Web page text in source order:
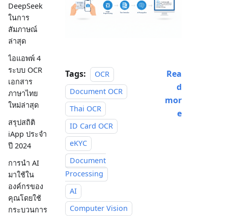
DeepSeek
ในการ
สัมภาษณ์
ล่าสุด
ไอแอพพ์ 4
ระบบ OCR
เอกสาร
ภาษาไทย
ใหม่ล่าสุด
สรุปสถิติ
iApp ประจำ
ปี 2024
การนำ AI
มาใช้ใน
องค์กรของ
คุณโดยใช้
กระบวนการ
Tags:
OCR
Document OCR
Thai OCR
ID Card OCR
eKYC
Document
Processing
AI
Computer Vision
Rea
d
mor
e